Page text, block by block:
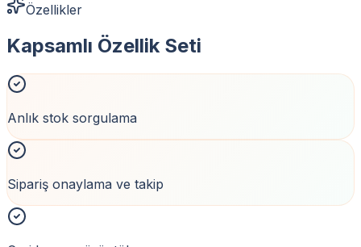
Özellikler
Kapsamlı Özellik Seti
Anlık stok sorgulama
Sipariş onaylama ve takip